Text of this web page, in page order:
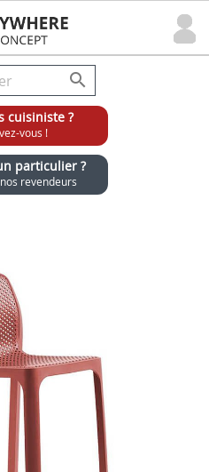

cuisiniste ?
vous !
particulier ?
revendeurs